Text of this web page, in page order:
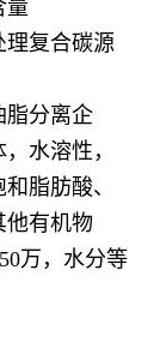
量
理复合碳源
脂分离企
水溶性，
脂肪酸、
他有机物
万，水分等